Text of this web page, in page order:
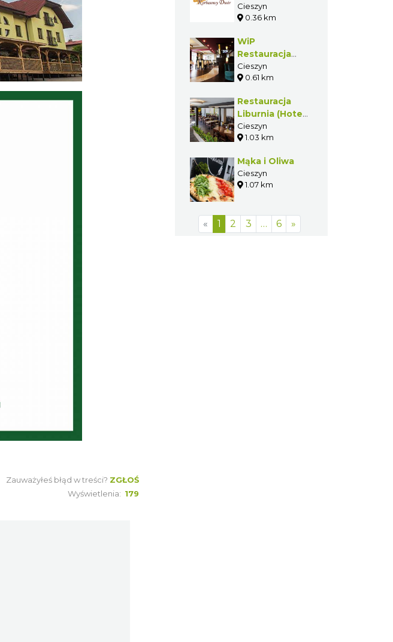
Zauważyłeś błąd w treści? ZGŁOŚ
Wyświetlenia: 179
Dwór
Cieszyn
0.36 km
WiP
Restauracja
Bowling Pizza
Cieszyn
0.61 km
Restauracja
Liburnia (Hotel
Liburnia)
Cieszyn
1.03 km
Mąka i Oliwa
Cieszyn
1.07 km
« 1 2 3 … 6 »